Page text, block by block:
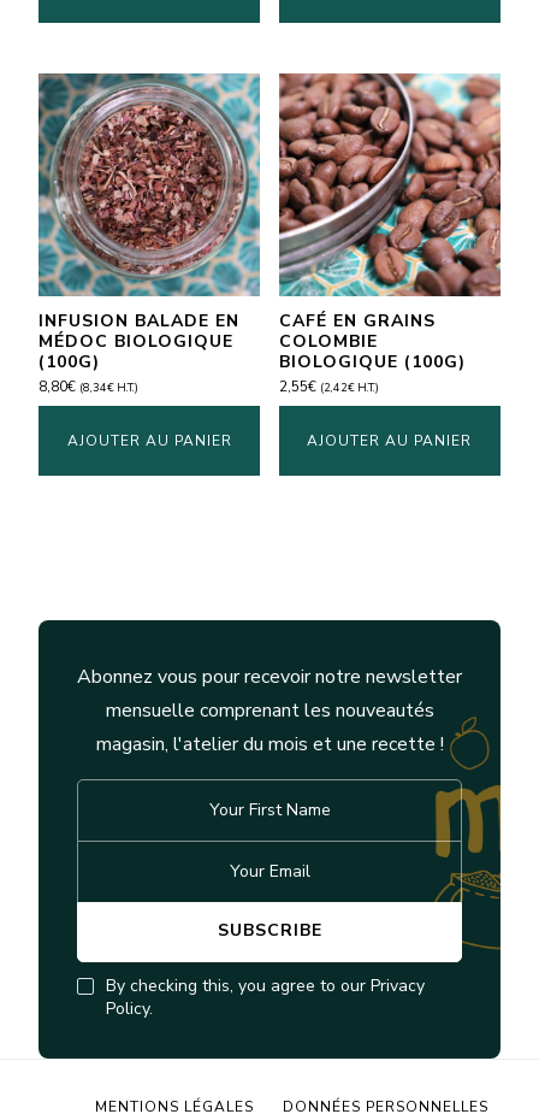
INFUSION BALADE EN
MÉDOC BIOLOGIQUE
(100G)
8,80€ (8,34€ H.T.)
AJOUTER AU PANIER
CAFÉ EN GRAINS
COLOMBIE
BIOLOGIQUE (100G)
2,55€ (2,42€H.T.)
AJOUTER AU PANIER
Abonnez vous pour recevoir notre newsletter
mensuelle comprenant les nouveautés
magasin, l'atelier du mois et une recette !
By checking this, you agree to our Privacy
Policy.
MENTIONS LÉGALES DONNÉES PERSONNELLES